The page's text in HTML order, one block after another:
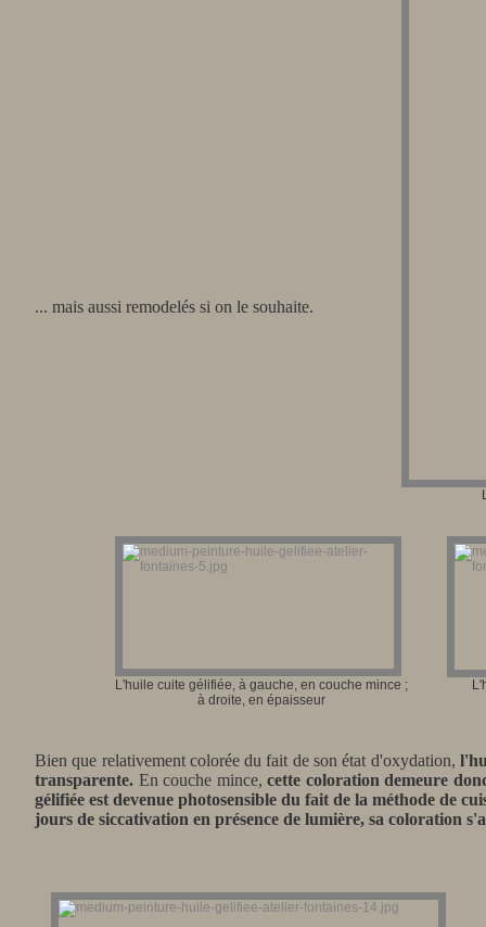
... mais aussi remodelés si on le souhaite.
L'huile cuite gélifiée, à gauche, en couche mince ;
à droite, en épaisseur
Bien que relativement colorée du fait de son état d'oxydation,
transparente. En couche mince,cette coloration demeure
gélifiée est devenue photosensible du fait de la méthode de
jours de siccativation en présence de lumière, sa coloration